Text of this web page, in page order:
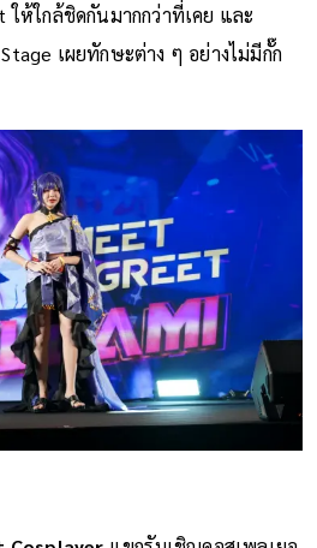
ให้ใกล้ชิดกันมากกว่าที่เคย และ
เผยทักษะต่าง ๆ อย่างไม่มีกั๊ก